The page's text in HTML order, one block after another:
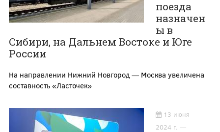
поезда
назначен
ы в
Сибири, на Дальнем Востоке и Юге
России
На направлении Нижний Новгород — Москва увеличена
составность «Ласточек»
13 июня
2024 г. —